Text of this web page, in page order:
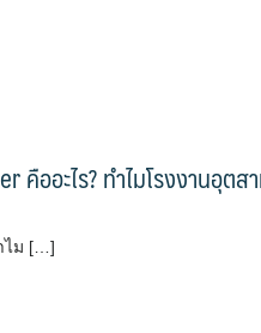
ออะไร? ทำไมโรงงานอุต
ไม […]